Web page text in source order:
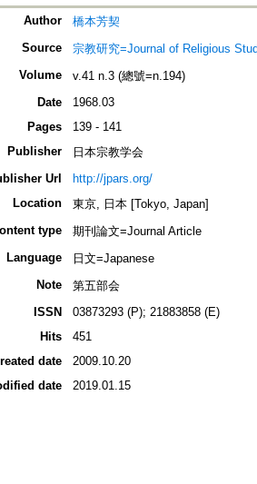
Author
橋本芳契
Source
宗教研究=Journal of Religious
Volume
v.41 n.3 (總號=n.194)
Date
1968.03
Pages
139 - 141
Publisher
日本宗教学会
Url
http://jpars.org/
Location
東京, 日本 [Tokyo, Japan]
type
期刊論文=Journal Article
Language
日文=Japanese
Note
第五部会
ISSN
03873293 (P); 21883858 (E)
Hits
451
date
2009.10.20
date
2019.01.15